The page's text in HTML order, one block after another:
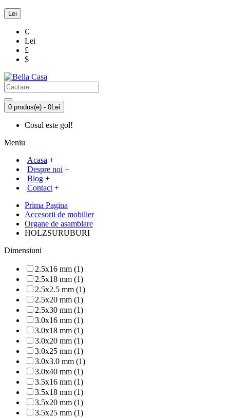
Lei
€
Lei
£
$
0 produs(e) - 0Lei
Cosul este gol!
Meniu
Acasa +
Despre noi +
Blog +
Contact +
Prima Pagina
Accesorii de mobilier
Organe de asamblare
HOLZSURUBURI
Dimensiuni
2.5x16 mm (1)
2.5x18 mm (1)
2.5x2.5 mm (1)
2.5x20 mm (1)
2.5x30 mm (1)
3.0x16 mm (1)
3.0x18 mm (1)
3.0x20 mm (1)
3.0x25 mm (1)
3.0x3.0 mm (1)
3.0x40 mm (1)
3.5x16 mm (1)
3.5x18 mm (1)
3.5x20 mm (1)
3.5x25 mm (1)